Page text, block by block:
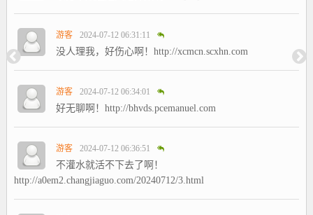
游客 2024-07-12 06:31:11
没人理我，好伤心啊！http://xcmcn.scxhn.com
游客 2024-07-12 06:34:01
好无聊啊！http://bhvds.pcemanuel.com
游客 2024-07-12 06:36:51
不灌水就活不下去了啊！
http://a0em2.changjiaguo.com/20240712/3.html